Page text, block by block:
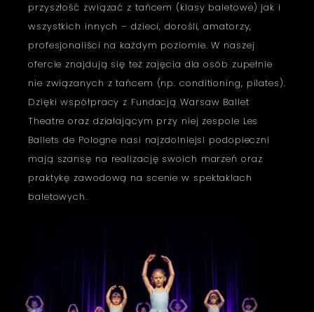
przyszłość związać z tańcem (klasy baletowe) jak i
wszystkich innych – dzieci, dorośli, amatorzy,
profesjonaliści na każdym poziomie. W naszej
ofercie znajdują się też zajęcia dla osób zupełnie
nie związanych z tańcem (np. conditioning, pilates).
Dzięki współpracy z Fundacją Warsaw Ballet
Theatre oraz działającym przy niej zespole Les
Ballets de Pologne nasi najzdolniejsi podopieczni
mają szansę na realizację swoich marzeń oraz
praktykę zawodową na scenie w spektaklach
baletowych.